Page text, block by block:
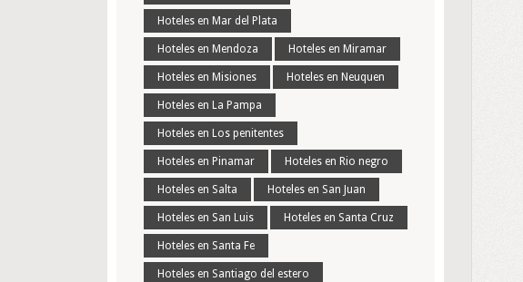
Hoteles en Mar del Plata
Hoteles en Mendoza Hoteles en Miramar
Hoteles en Misiones Hoteles en Neuquen
Hoteles en La Pampa
Hoteles en Los penitentes
Hoteles en Pinamar Hoteles en Rio negro
Hoteles en Salta Hoteles en San Juan
Hoteles en San Luis Hoteles en Santa Cruz
Hoteles en Santa Fe
Hoteles en Santiago del estero